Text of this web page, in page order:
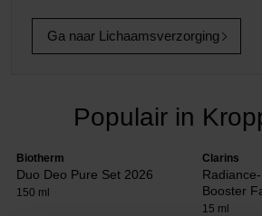
Ga naar Lichaamsverzorging
Populair in
Biotherm
Duo Deo Pure Set 2026
150 ml
Clarins
Booster
15 ml